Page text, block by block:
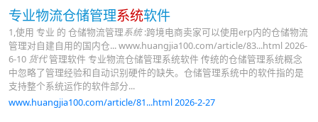
专业物流仓储管理系统软件
1,使用 专业 的 仓储物流管理系统:跨境电商卖家可以使用erp内的仓储物流
管理对自建自用的国内仓... www.huangjia100.com/article/83...html 2026-
6-10 货代管理软件 专业物流仓储管理系统软件 传统的仓储管理系统概念
中忽略了管理经验和自动识别硬件的缺失。仓储管理系统中的软件指的是
支持整个系统运作的软件部分...
www.huangjia100.com/article/81...html 2026-2-27